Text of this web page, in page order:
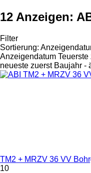
12 Anzeigen:
Filter
Sortierung:
Anzeigendatum Teuerste
neueste zuerst Baujahr -
TM2 + MRZV 36 VV
10